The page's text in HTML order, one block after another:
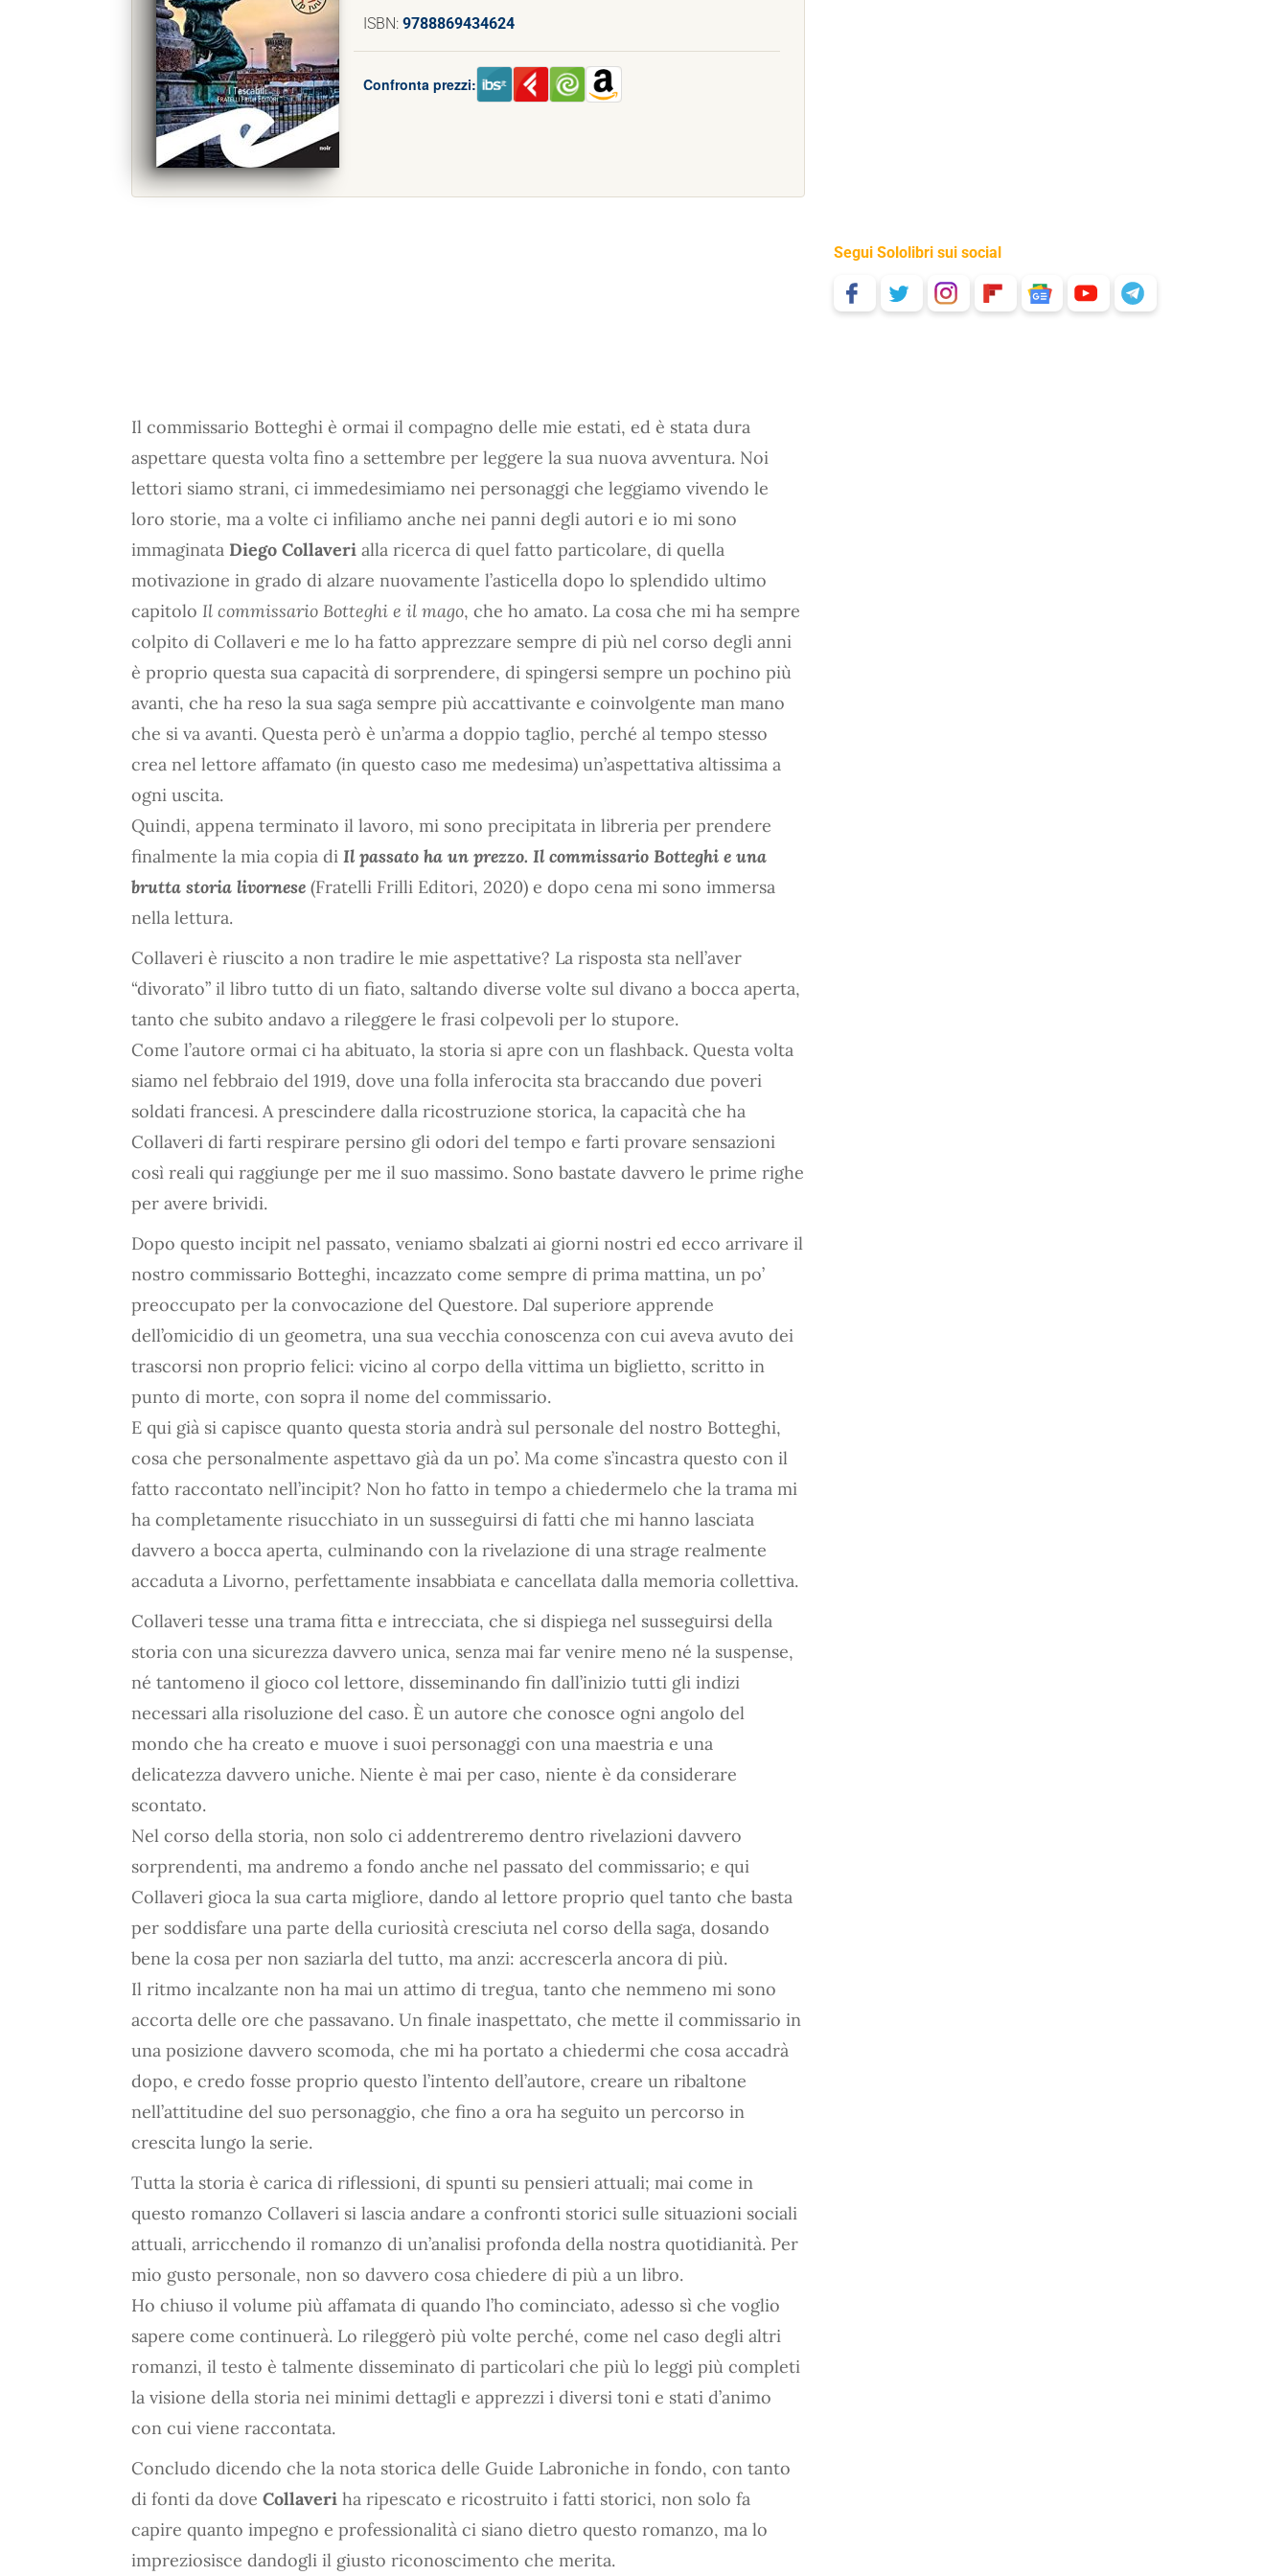
ISBN: 9788869434624
Confronta prezzi:
Il commissario Botteghi è ormai il compagno delle mie estati, ed è stata dura
aspettare questa volta fino a settembre per leggere la sua nuova avventura. Noi
lettori siamo strani, ci immedesimiamo nei personaggi che leggiamo vivendo le
loro storie, ma a volte ci infiliamo anche nei panni degli autori e io mi sono
immaginata Diego Collaveri alla ricerca di quel fatto particolare, di quella
motivazione in grado di alzare nuovamente l’asticella dopo lo splendido ultimo
capitolo Il commissario Botteghi e il mago, che ho amato. La cosa che mi ha sempre
colpito di Collaveri e me lo ha fatto apprezzare sempre di più nel corso degli anni
è proprio questa sua capacità di sorprendere, di spingersi sempre un pochino più
avanti, che ha reso la sua saga sempre più accattivante e coinvolgente man mano
che si va avanti. Questa però è un’arma a doppio taglio, perché al tempo stesso
crea nel lettore affamato (in questo caso me medesima) un’aspettativa altissima a
ogni uscita.
Quindi, appena terminato il lavoro, mi sono precipitata in libreria per prendere
finalmente la mia copia di Il passato ha un prezzo. Il commissario Botteghi e una
brutta storia livornese (Fratelli Frilli Editori, 2020) e dopo cena mi sono immersa
nella lettura.
Collaveri è riuscito a non tradire le mie aspettative? La risposta sta nell’aver
“divorato” il libro tutto di un fiato, saltando diverse volte sul divano a bocca aperta,
tanto che subito andavo a rileggere le frasi colpevoli per lo stupore.
Come l’autore ormai ci ha abituato, la storia si apre con un flashback. Questa volta
siamo nel febbraio del 1919, dove una folla inferocita sta braccando due poveri
soldati francesi. A prescindere dalla ricostruzione storica, la capacità che ha
Collaveri di farti respirare persino gli odori del tempo e farti provare sensazioni
così reali qui raggiunge per me il suo massimo. Sono bastate davvero le prime righe
per avere brividi.
Dopo questo incipit nel passato, veniamo sbalzati ai giorni nostri ed ecco arrivare il
nostro commissario Botteghi, incazzato come sempre di prima mattina, un po’
preoccupato per la convocazione del Questore. Dal superiore apprende
dell’omicidio di un geometra, una sua vecchia conoscenza con cui aveva avuto dei
trascorsi non proprio felici: vicino al corpo della vittima un biglietto, scritto in
punto di morte, con sopra il nome del commissario.
E qui già si capisce quanto questa storia andrà sul personale del nostro Botteghi,
cosa che personalmente aspettavo già da un po’. Ma come s’incastra questo con il
fatto raccontato nell’incipit? Non ho fatto in tempo a chiedermelo che la trama mi
ha completamente risucchiato in un susseguirsi di fatti che mi hanno lasciata
davvero a bocca aperta, culminando con la rivelazione di una strage realmente
accaduta a Livorno, perfettamente insabbiata e cancellata dalla memoria collettiva.
Collaveri tesse una trama fitta e intrecciata, che si dispiega nel susseguirsi della
storia con una sicurezza davvero unica, senza mai far venire meno né la suspense,
né tantomeno il gioco col lettore, disseminando fin dall’inizio tutti gli indizi
necessari alla risoluzione del caso. È un autore che conosce ogni angolo del
mondo che ha creato e muove i suoi personaggi con una maestria e una
delicatezza davvero uniche. Niente è mai per caso, niente è da considerare
scontato.
Nel corso della storia, non solo ci addentreremo dentro rivelazioni davvero
sorprendenti, ma andremo a fondo anche nel passato del commissario; e qui
Collaveri gioca la sua carta migliore, dando al lettore proprio quel tanto che basta
per soddisfare una parte della curiosità cresciuta nel corso della saga, dosando
bene la cosa per non saziarla del tutto, ma anzi: accrescerla ancora di più.
Il ritmo incalzante non ha mai un attimo di tregua, tanto che nemmeno mi sono
accorta delle ore che passavano. Un finale inaspettato, che mette il commissario in
una posizione davvero scomoda, che mi ha portato a chiedermi che cosa accadrà
dopo, e credo fosse proprio questo l’intento dell’autore, creare un ribaltone
nell’attitudine del suo personaggio, che fino a ora ha seguito un percorso in
crescita lungo la serie.
Tutta la storia è carica di riflessioni, di spunti su pensieri attuali; mai come in
questo romanzo Collaveri si lascia andare a confronti storici sulle situazioni sociali
attuali, arricchendo il romanzo di un’analisi profonda della nostra quotidianità. Per
mio gusto personale, non so davvero cosa chiedere di più a un libro.
Ho chiuso il volume più affamata di quando l’ho cominciato, adesso sì che voglio
sapere come continuerà. Lo rileggerò più volte perché, come nel caso degli altri
romanzi, il testo è talmente disseminato di particolari che più lo leggi più completi
la visione della storia nei minimi dettagli e apprezzi i diversi toni e stati d’animo
con cui viene raccontata.
Concludo dicendo che la nota storica delle Guide Labroniche in fondo, con tanto
di fonti da dove Collaveri ha ripescato e ricostruito i fatti storici, non solo fa
capire quanto impegno e professionalità ci siano dietro questo romanzo, ma lo
impreziosisce dandogli il giusto riconoscimento che merita.
Segui Sololibri sui social